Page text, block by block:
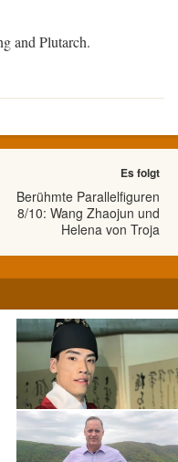
and Plutarch.
Es folgt
Berühmte Parallelfiguren
8/10: Wang Zhaojun und
Helena von Troja